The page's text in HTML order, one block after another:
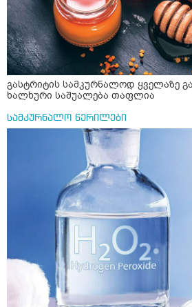
გასტრიტის სამკურნალოდ ყველაზე
ხალხური საშუალება თაფლია
სამკურნალო წერილები